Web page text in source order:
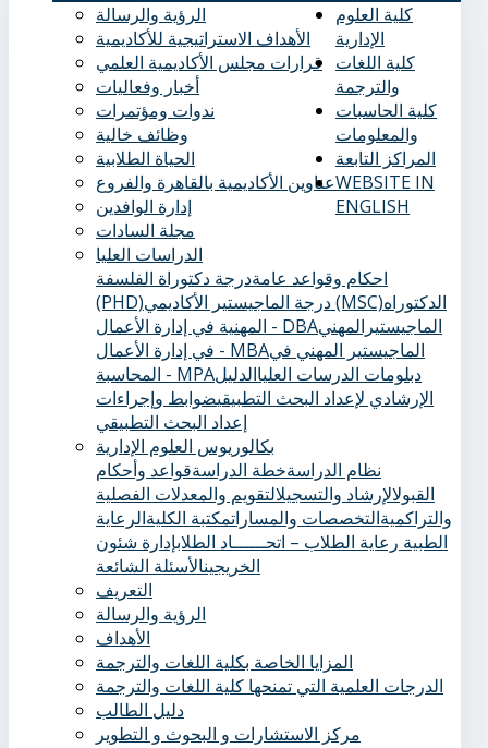
الرؤية والرسالة
الأهداف الاستراتيجية للأكاديمية
قرارات مجلس الأكاديمية العلمي
أخبار وفعاليات
ندوات ومؤتمرات
وظائف خالية
الحياة الطلابية
عناوين الأكاديمية بالقاهرة والفروع
إدارة الوافدين
كلية العلوم
الإدارية
مجلة السادات
الدراسات العليا
احكام وقواعد عامةدرجة دكتوراة الفلسفة
(PHD)
درجة الماجيستير الأكاديمي (MSC)الدكتوراه
المهنية في إدارة الأعمال - DBAالماجيستيرالمهني
في إدارة الأعمال - MBAالماجيستير المهني في
المحاسبة - MPA
دبلومات الدرسات العلياالدليل
الإرشادي لإعداد البحث التطبيقيضوابط وإجراءات
إعداد البحث التطبيقي
بكالوريوس العلوم الإدارية
نظام الدراسةخطة الدراسةقواعد وأحكام
القبولالإرشاد والتسجيلالتقويم والمعدلات الفصلية
والتراكميةالتخصصات والمساراتمكتبة الكليةالرعاية
الطبية ‏ رعاية الطلاب – اتحــــــاد الطلابإدارة شئون
الخريجينالأسئلة الشائعة
كلية اللغات
والترجمة
التعريف
الرؤية والرسالة
الأهداف
المزايا الخاصة بكلية اللغات والترجمة
الدرجات العلمية التي تمنحها كلية اللغات والترجمة
دليل الطالب
كلية الحاسبات
والمعلومات
المراكز التابعة
مركز الاستشارات و البحوث و التطوير
WEBSITE IN
ENGLISH